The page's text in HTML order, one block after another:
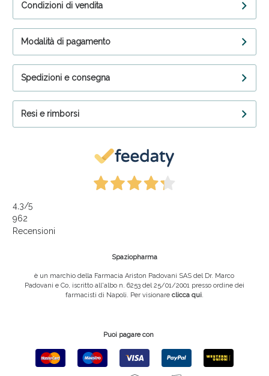
Condizioni di vendita
Modalità di pagamento
Spedizioni e consegna
Resi e rimborsi
4,3/5
962
Recensioni
Spaziopharma
è un marchio della Farmacia Ariston Padovani SAS del Dr. Marco
Padovani e Co, iscritto all'albo n. 6253 del 25/01/2001 presso ordine dei
farmacisti di Napoli. Per visionare clicca qui.
Puoi pagare con